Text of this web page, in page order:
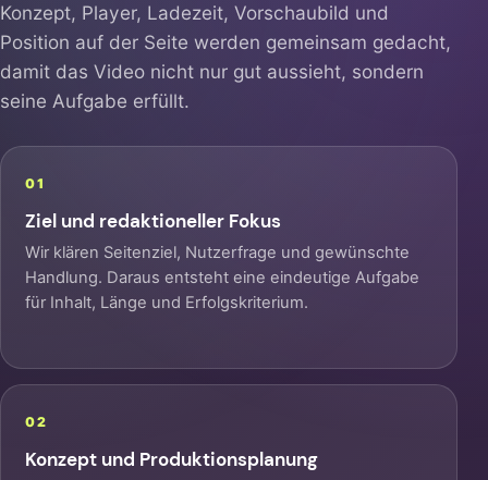
Konzept, Player, Ladezeit, Vorschaubild und
Position auf der Seite werden gemeinsam gedacht,
damit das Video nicht nur gut aussieht, sondern
seine Aufgabe erfüllt.
01
Ziel und redaktioneller Fokus
Wir klären Seitenziel, Nutzerfrage und gewünschte
Handlung. Daraus entsteht eine eindeutige Aufgabe
für Inhalt, Länge und Erfolgskriterium.
02
Konzept und Produktionsplanung